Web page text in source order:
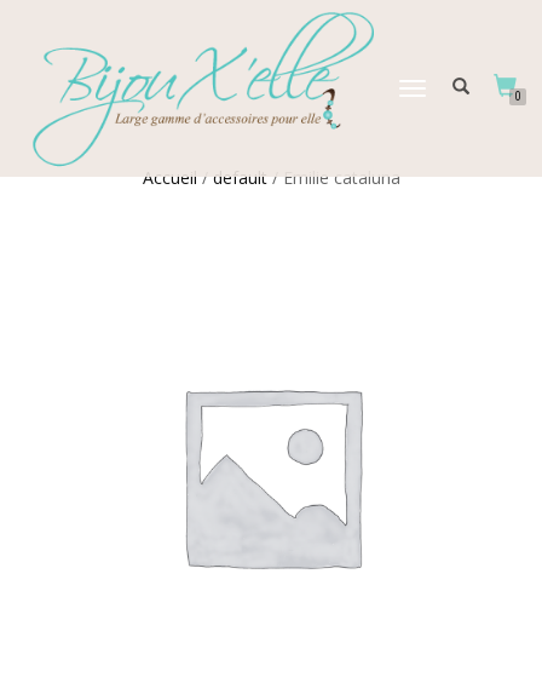
DÉPLIER
0
Accueil/default/ Emilie cataluna